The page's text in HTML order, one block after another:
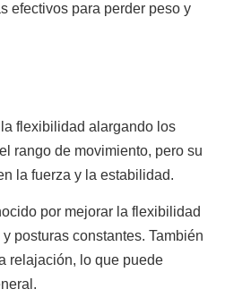
flexibilidad alargando los
rango de movimiento, pero su
la fuerza y ​​la estabilidad.
por mejorar la flexibilidad
posturas constantes. También
relajación, lo que puede